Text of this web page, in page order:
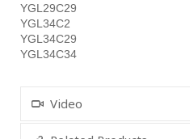
YGL29C29
YGL34C2
YGL34C29
YGL34C34
Video